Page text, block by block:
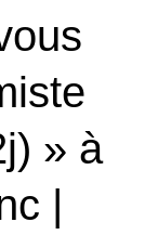
» à
|